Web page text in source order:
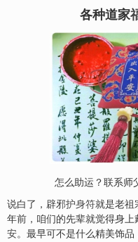
各种道家
怎么助运？联系师
说白了，辟邪护身符就是老祖
年前，咱们的先辈就觉得身
安。最早可不是什么精美饰